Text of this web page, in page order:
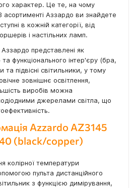
характер. Це те, на чому
Аззардо ви знайдете
в кожній категорії, від
і настільних ламп.
представлені як
функціонального інтер'єру (бра,
підвісні світильники, у тому
зовнішнє освітлення,
виробів можна
джерелами світла, що
Azzardo AZ3145
(black/copper)
колірної температури
пульта дистанційного
з функцією димірування,